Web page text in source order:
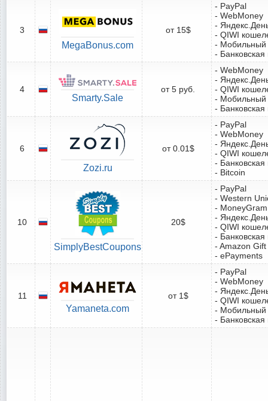
3
MegaBonus.com
от 15$
- PayPal
- WebMoney
-
- QIWI
- Мобильный
-
4
Smarty.Sale
от 5 руб.
- WebMoney
-
- QIWI
- Мобильный
-
6
Zozi.ru
от 0.01$
- PayPal
- WebMoney
-
- QIWI
-
- Bitcoin
10
SimplyBestCoupons
20$
- PayPal
- Western
- MoneyGram
-
- QIWI
-
- Amazon
- ePayments
11
Yamaneta.com
от 1$
- PayPal
- WebMoney
-
- QIWI
- Мобильный
-